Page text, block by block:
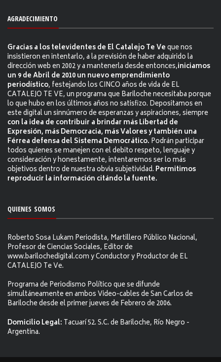
AGRADECIMIENTO
Gracias a los televidentes de El Catalejo Te Veque nos
insistieron en intentarlo, a la previsión de haber adquirido la
dirección web en 2002 y a mantenerla desde entonces,iniciamos
un 9 de Abril de 2010 un nuevo emprendimiento
periodístico, festejando los CINCO años de vida de EL
CATALEJO TE VE, un programa que Bariloche necesitaba porque
lo que hubo en los últimos años no satisfizo. Depositamos en
este digital un sinnúmero de esperanzas y aspiraciones, siempre
con la idea de contribuir a brindar más Libertad de
Expresión, más Democracia, más Valores y también una
Férrea defensa del Sistema Democrático. Podrán participar
todos quienes se manejen con el debito respeto, lenguaje y
consideración y honestamente, intentaremos ser lo más
objetivos dentro de nuestra obvia subjetividad. Permitimos
reproducir la información citándo la fuente.
QUIENES SOMOS
Roberto Sosa Lukam Periodista, Martillero Público Nacional,
Profesor de Ciencias Sociales, Editor de
www.barilochedigital.com y Conductor y Productor de EL
CATALEJO Te Ve.
Programa de Periodismo Político que se difunde
simultáneamente en ambos Video-cables de San Carlos de
Bariloche desde el primer jueves de Febrero de 2006.
Domicilio Legal: Tacuarí 52. S.C. de Bariloche, Río Negro -
Argentina.